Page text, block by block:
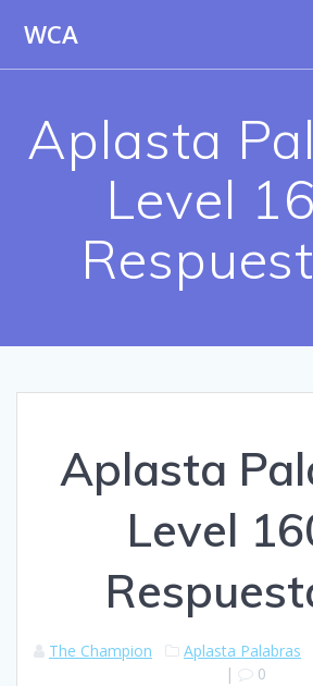
WCA
Aplasta
Level
Aplasta
Level
The Champion Aplasta Palabras
|
0